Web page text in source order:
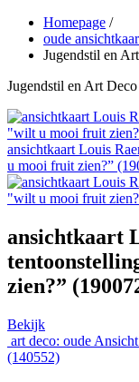
Homepage /
oude
Jugendstil en
Jugendstil en Art
ansichtkaart Louis
u mooi fruit zien?”
ansichtkaart
zien?”
Bekijk
art deco: oude
(140552)